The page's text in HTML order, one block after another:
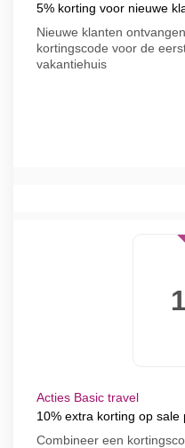
5% korting voor nieuwe
Nieuwe klanten
kortingscode voor de
vakantiehuis
Acties Basic travel
10% extra korting op sale
Combineer een